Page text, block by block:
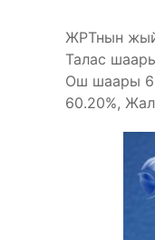
ЖРТнын
Талас
Ош шаары
60.20%,